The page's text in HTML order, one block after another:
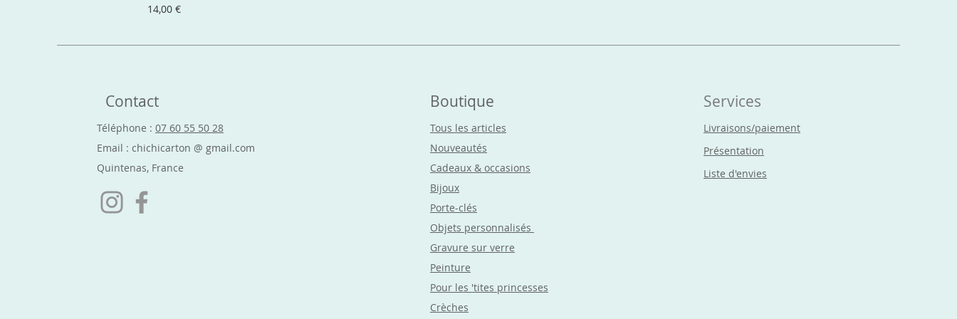
Prix
14,00 €
Contact
Téléphone : 07 60 55 50 28
Email : chichicarton @ gmail.com
Quintenas, France
Boutique
Tous les articles
Nouveautés
Cadeaux & occasions
Bijoux
Porte-clés
Objets personnalisés
Gravure sur verre
Peinture
Pour les 'tites princesses
Crèches
Services
Livraisons/paiement
Présentation
Liste d'envies